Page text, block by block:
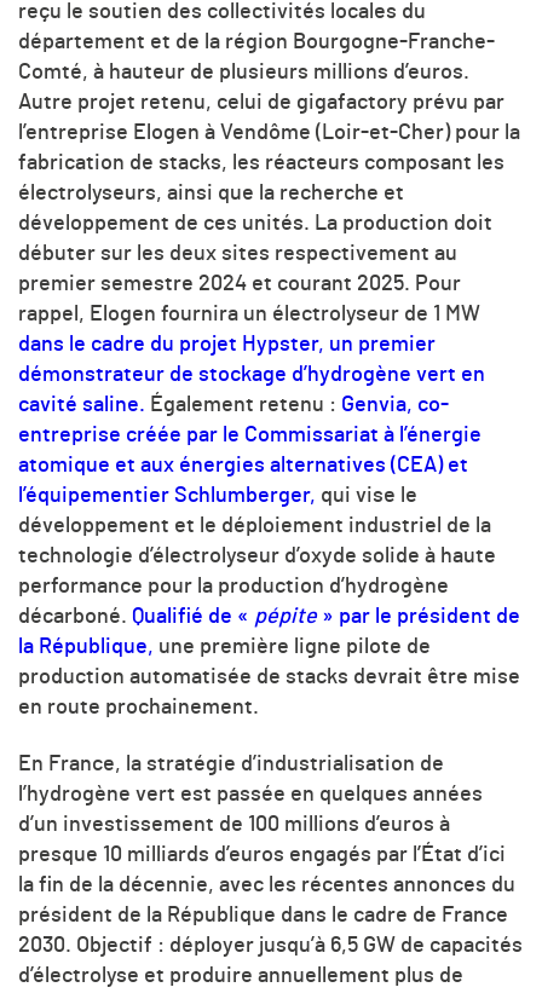
reçu le soutien des collectivités locales du
département et de la région Bourgogne-Franche-
Comté, à hauteur de plusieurs millions d’euros.
Autre projet retenu, celui de gigafactory prévu par
l’entreprise Elogen à Vendôme (Loir-et-Cher) pour la
fabrication de stacks, les réacteurs composant les
électrolyseurs, ainsi que la recherche et
développement de ces unités. La production doit
débuter sur les deux sites respectivement au
premier semestre 2024 et courant 2025. Pour
rappel, Elogen fournira un électrolyseur de 1 MW
dans le cadre du projet Hypster, un premier
démonstrateur de stockage d’hydrogène vert en
cavité saline. Également retenu : Genvia, co-
entreprise créée par le Commissariat à l’énergie
atomique et aux énergies alternatives (CEA) et
l’équipementier Schlumberger, qui vise le
développement et le déploiement industriel de la
technologie d’électrolyseur d’oxyde solide à haute
performance pour la production d’hydrogène
décarboné. Qualifié de « pépite» par le président de
la République, une première ligne pilote de
production automatisée de stacks devrait être mise
en route prochainement.
En France, la stratégie d’industrialisation de
l’hydrogène vert est passée en quelques années
d’un investissement de 100 millions d’euros à
presque 10 milliards d’euros engagés par l’État d’ici
la fin de la décennie, avec les récentes annonces du
président de la République dans le cadre de France
2030. Objectif : déployer jusqu’à 6,5 GW de capacités
d’électrolyse et produire annuellement plus de